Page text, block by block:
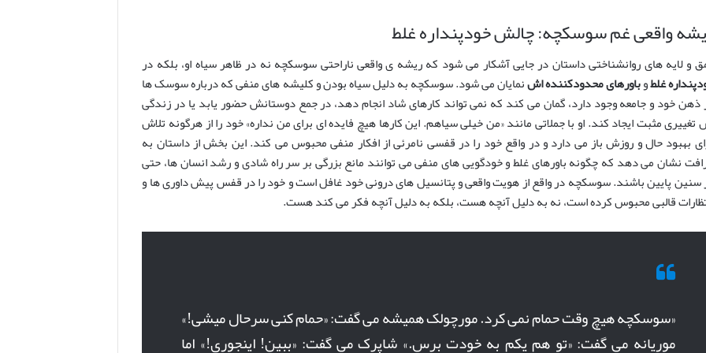
واقعی غم سوسکچه: چالش خودپنداره غلط
و لایه های روانشناختی داستان در جایی آشکار می شود که ریشه ی واقعی ناراحتی سوسکچه نه در ظاهر سیاه او، بلکه در
غلطوباورهای محدودکننده اشنمایان می شود. سوسکچه به دلیل سیاه بودن و کلیشه های منفی که درباره سوسک ها
ذهن خود و جامعه وجود دارد، گمان می کند که نمی تواند کارهای شاد انجام دهد، در جمع دوستانش حضور یابد یا در زندگی
تغییری مثبت ایجاد کند. او با جملاتی مانند «من خیلی سیاهم. این کارها هیچ فایده ای برای من نداره» خود را از هرگونه تلاش
بهبود حال و روزش باز می دارد و در واقع خود را در قفسی نامرئی از افکار منفی محبوس می کند. این بخش از داستان به
نشان می دهد که چگونه باورهای غلط و خودگویی های منفی می توانند مانع بزرگی بر سر راه شادی و رشد انسان ها، حتی
سنین پایین باشند. سوسکچه در واقع از هویت واقعی و پتانسیل های درونی خود غافل است و خود را در قفس پیش داوری ها و
قالبی محبوس کرده است، نه به دلیل آنچه هست، بلکه به دلیل آنچه فکر می کند هست.
«سوسکچه هیچ وقت حمام نمی کرد. مورچولک همیشه می گفت: «حمام کنی سرحال میشی!»
موریانه می گفت: «تو هم یکم به خودت برس.» شاپرک می گفت: «ببین! اینجوری!» اما